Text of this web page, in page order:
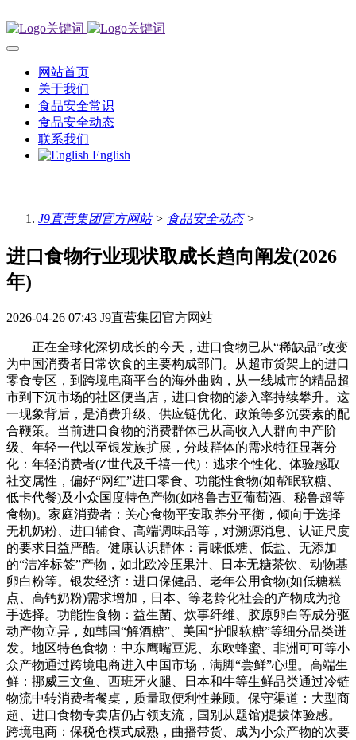
网站首页
关于我们
食品安全常识
食品安全动态
联系我们
English
J9直营集团官方网站> 食品安全动态>
进口食物行业现状取成长趋向阐发(2026
年)
2026-04-26 07:43 J9直营集团官方网站
正在全球化深切成长的今天，进口食物已从“稀缺品”改变
为中国消费者日常饮食的主要构成部门。从超市货架上的进口
零食专区，到跨境电商平台的海外曲购，从一线城市的精品超
市到下沉市场的社区便当店，进口食物的渗入率持续攀升。这
一现象背后，是消费升级、供应链优化、政策等多沉要素的配
合鞭策。当前进口食物的消费群体已从高收入人群向中产阶
级、年轻一代以至银发族扩展，分歧群体的需求特征显著分
化：年轻消费者(Z世代及千禧一代)：逃求个性化、体验感取
社交属性，偏好“网红”进口零食、功能性食物(如帮眠软糖、
低卡代餐)及小众国度特色产物(如格鲁吉亚葡萄酒、秘鲁超等
食物)。家庭消费者：关心食物平安取养分平衡，倾向于选择
无机奶粉、进口辅食、高端调味品等，对溯源消息、认证尺度
的要求日益严酷。健康认识群体：青睐低糖、低盐、无添加
的“洁净标签”产物，如北欧冷压果汁、日本无糖茶饮、动物基
卵白粉等。银发经济：进口保健品、老年公用食物(如低糖糕
点、高钙奶粉)需求增加，日本、等老龄化社会的产物成为抢
手选择。功能性食物：益生菌、炊事纤维、胶原卵白等成分驱
动产物立异，如韩国“解酒糖”、美国“护眼软糖”等细分品类迸
发。地区特色食物：中东鹰嘴豆泥、东欧蜂蜜、非洲可可等小
众产物通过跨境电商进入中国市场，满脚“尝鲜”心理。高端生
鲜：挪威三文鱼、西班牙火腿、日本和牛等生鲜品类通过冷链
物流中转消费者餐桌，质量取便利性兼顾。保守渠道：大型商
超、进口食物专卖店仍占领支流，国别从题馆)提拔体验感。
跨境电商：保税仓模式成熟，曲播带货、成为小众产物的次要